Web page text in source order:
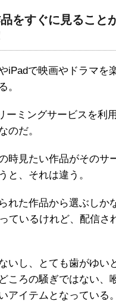
をすぐに見ること
iPadで映画やドラマを
。
ーミングサービスを利
のだ。
時見たい作品がそのサ
と、それは違う。
れた作品から選ぶしか
ているけれど、配信さ
いし、とても歯がゆい
ころの騒ぎではない、
アイテムとなっている